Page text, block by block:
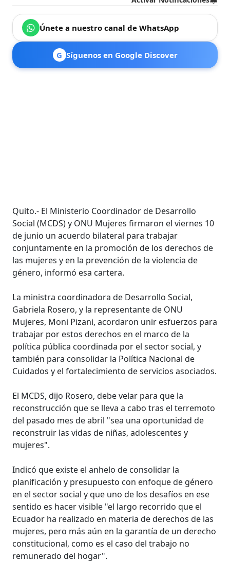
Únete a nuestro canal de WhatsApp
G Síguenos en Google Discover
Quito.- El Ministerio Coordinador de Desarrollo
Social (MCDS) y ONU Mujeres firmaron el viernes 10
de junio un acuerdo bilateral para trabajar
conjuntamente en la promoción de los derechos de
las mujeres y en la prevención de la violencia de
género, informó esa cartera.
La ministra coordinadora de Desarrollo Social,
Gabriela Rosero, y la representante de ONU
Mujeres, Moni Pizani, acordaron unir esfuerzos para
trabajar por estos derechos en el marco de la
política pública coordinada por el sector social, y
también para consolidar la Política Nacional de
Cuidados y el fortalecimiento de servicios asociados.
El MCDS, dijo Rosero, debe velar para que la
reconstrucción que se lleva a cabo tras el terremoto
del pasado mes de abril "sea una oportunidad de
reconstruir las vidas de niñas, adolescentes y
mujeres".
Indicó que existe el anhelo de consolidar la
planificación y presupuesto con enfoque de género
en el sector social y que uno de los desafíos en ese
sentido es hacer visible "el largo recorrido que el
Ecuador ha realizado en materia de derechos de las
mujeres, pero más aún en la garantía de un derecho
constitucional, como es el caso del trabajo no
remunerado del hogar".